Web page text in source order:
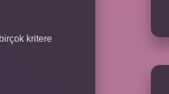
kritere